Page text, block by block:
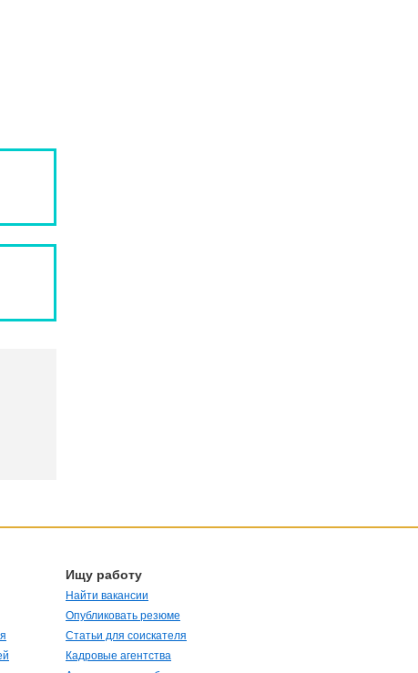
Ищу работу
Найти вакансии
Опубликовать резюме
Статьи для соискателя
Кадровые агентства